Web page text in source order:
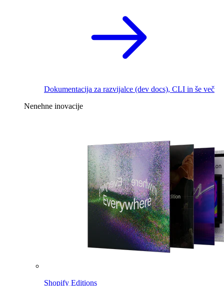
Dokumentacija za razvijalce (dev docs), CLI in še več
Nenehne inovacije
Shopify Editions